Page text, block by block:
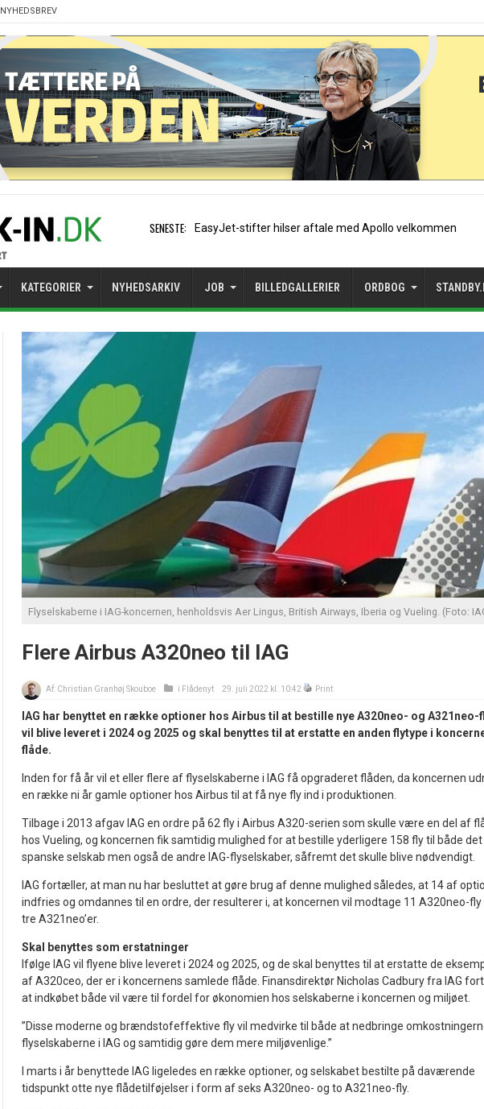
NYHEDSBREV
SENESTE: Air France etablerer A320-sæ
KATEGORIER NYHEDSARKIV JOB BILLEDGALLERIER ORDBOG
Flyselskaberne i IAG-koncernen, henholdsvis Aer Lingus, British Airways, Iberia og Vueling. (Foto:
Flere Airbus A320neo til IAG
Af: Christian Granhøj Skouboe i Flådenyt 29. juli 2022 kl. 10:42 Print
IAG har benyttet en række optioner hos Airbus til at bestille nye A320neo- og A321neo-
vil blive leveret i 2024 og 2025 og skal benyttes til at erstatte en anden flytype i
flåde.
Inden for få år vil et eller flere af flyselskaberne i IAG få opgraderet flåden, da koncernen
en række ni år gamle optioner hos Airbus til at få nye fly ind i produktionen.
Tilbage i 2013 afgav IAG en ordre på 62 fly i Airbus A320-serien som skulle være en del af
hos Vueling, og koncernen fik samtidig mulighed for at bestille yderligere 158 fly til både det
spanske selskab men også de andre IAG-flyselskaber, såfremt det skulle blive nødvendigt.
IAG fortæller, at man nu har besluttet at gøre brug af denne mulighed således, at 14 af
indfries og omdannes til en ordre, der resulterer i, at koncernen vil modtage 11 A320neo-
tre A321neo’er.
Skal benyttes som erstatninger
Ifølge IAG vil flyene blive leveret i 2024 og 2025, og de skal benyttes til at erstatte de
af A320ceo, der er i koncernens samlede flåde. Finansdirektør Nicholas Cadbury fra IAG
at indkøbet både vil være til fordel for økonomien hos selskaberne i koncernen og miljøet.
”Disse moderne og brændstofeffektive fly vil medvirke til både at nedbringe
flyselskaberne i IAG og samtidig gøre dem mere miljøvenlige.”
I marts i år benyttede IAG ligeledes en række optioner, og selskabet bestilte på daværende
tidspunkt otte nye flådetilføjelser i form af seks A320neo- og to A321neo-fly.